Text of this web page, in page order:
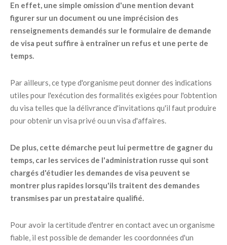
En effet, une simple omission d'une mention devant
figurer sur un document ou une imprécision des
renseignements demandés sur le formulaire de demande
de visa peut suffire à entraîner un refus et une perte de
temps.
Par ailleurs, ce type d'organisme peut donner des indications
utiles pour l'exécution des formalités exigées pour l'obtention
du visa telles que la délivrance d'invitations qu'il faut produire
pour obtenir un visa privé ou un visa d'affaires.
De plus, cette démarche peut lui permettre de gagner du
temps, car les services de l'administration russe qui sont
chargés d'étudier les demandes de visa peuvent se
montrer plus rapides lorsqu'ils traitent des demandes
transmises par un prestataire qualifié.
Pour avoir la certitude d'entrer en contact avec un organisme
fiable, il est possible de demander les coordonnées d'un